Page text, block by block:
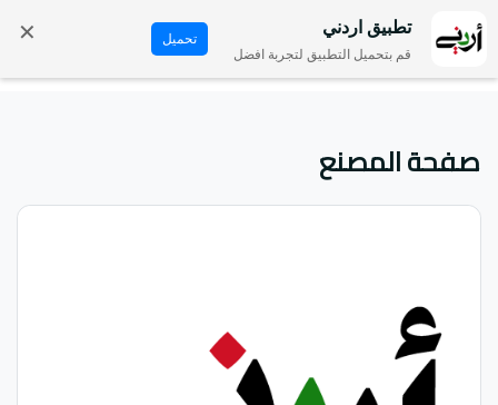
تطبيق اردني
قم بتحميل التطبيق لتجربة افضل
تحميل ✕
صفحة المصنع